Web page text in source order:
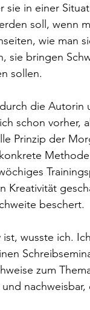
in einer
soll, wenn
wie man
sie bringen
sollen.
die Autorin
schon vorher,
Prinzip der
Kreativität
beschert.
wusste ich.
zum
nachweisbar,